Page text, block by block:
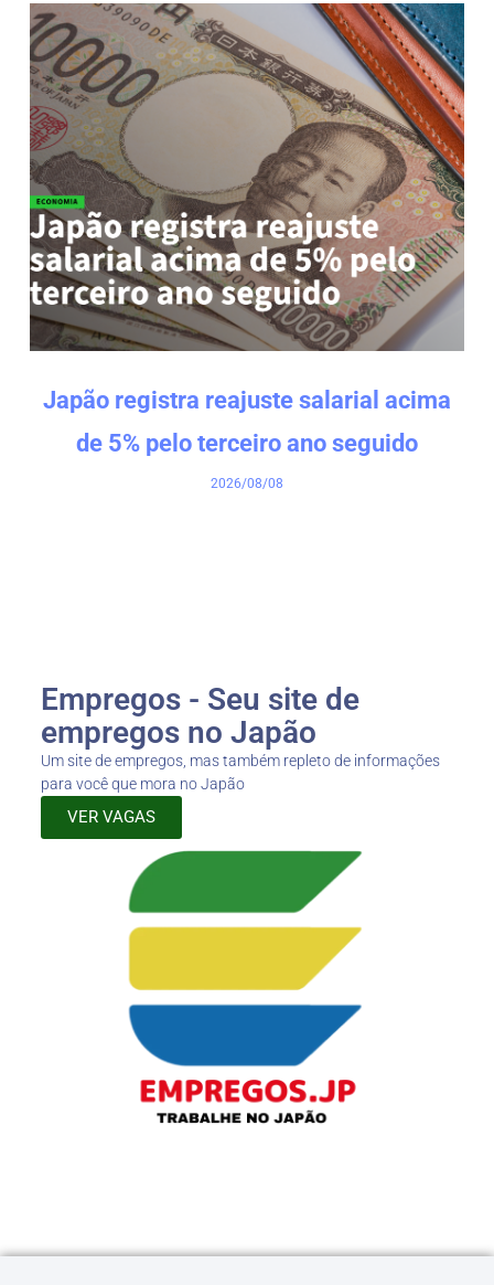
Japão registra reajuste salarial acima
de 5% pelo terceiro ano seguido
2026/08/08
Empregos - Seu site de
empregos no Japão
Um site de empregos, mas também repleto de informações
para você que mora no Japão
VER VAGAS